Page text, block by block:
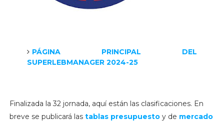
PÁGINA PRINCIPAL DEL
SUPERLEBMANAGER 2024-25
Finalizada la 32 jornada, aquí están las clasificaciones. En
breve se publicará las tablas presupuestoy de mercado